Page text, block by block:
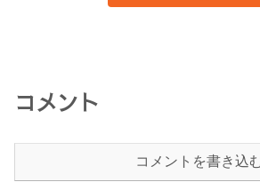
コメント
コメントを書き込